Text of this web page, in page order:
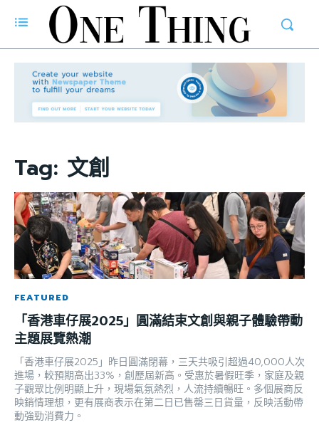
Tag: 文創
FEATURED
「香港車仔展2025」圓滿結束文創與親子體驗帶動
主題展覽熱潮
「香港車仔展2025」昨日圓滿閉幕，三天共吸引超過40,000人次
進場，較預期高出33%，創歷屆新高。受惠於暑假旺季，家庭及親
子觀眾比例明顯上升，現場氣氛熱烈，人流持續暢旺。多個展商反
映銷情理想，更有展商表示在第二日已售罄三日貨量，反映活動帶
動強勁消費力。